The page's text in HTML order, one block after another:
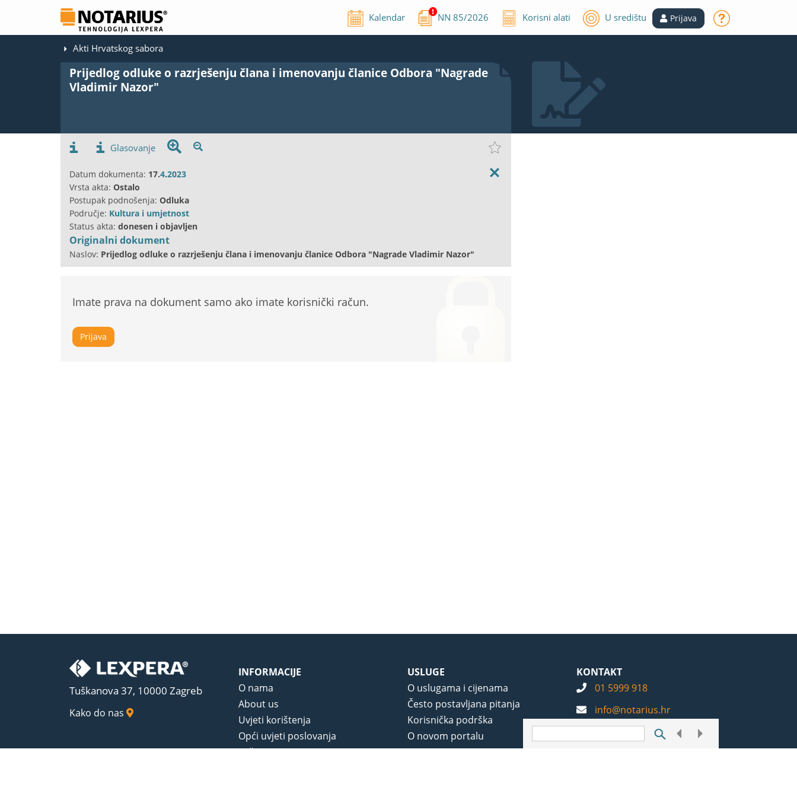
Kalendar NN85/2026 Korisni alati U središtu Prijava
Akti Hrvatskog sabora
Prijedlog odluke o razrješenju člana i imenovanju članice Odbora "Nagrade
Vladimir Nazor"
Glasovanje
Datum dokumenta: 17.4.2023
Vrsta akta: Ostalo
Postupak podnošenja: Odluka
Područje: Kultura i umjetnost
Status akta: donesen i objavljen
Originalni dokument
Naslov: Prijedlog odluke o razrješenju člana i imenovanju članice Odbora "Nagrade Vladimir Nazor"
Imate prava na dokument samo ako imate korisnički račun.
Prijava
Tuškanova 37, 10000 Zagreb
Kako do nas
INFORMACIJE
O nama
About us
Uvjeti korištenja
Opći uvjeti poslovanja
Zaštita privatnosti
USLUGE
O uslugama i cijenama
Često postavljana pitanja
Korisnička podrška
O novom portalu
KONTAKT
01 5999 918
info@notarius.hr